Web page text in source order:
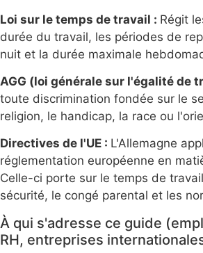
Loi sur le temps de travail : Régit
durée du travail, les périodes de
nuit et la durée maximale
AGG (loi générale sur l'égalité de
toute discrimination fondée sur le
religion, le handicap, la race ou
Directives de l'UE : L'Allemagne
réglementation européenne en
Celle-ci porte sur le temps de
sécurité, le congé parental et les
À qui s'adresse ce guide
RH, entreprises